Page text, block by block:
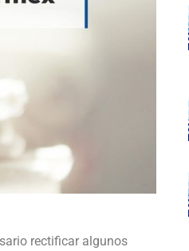
rectificar algunos